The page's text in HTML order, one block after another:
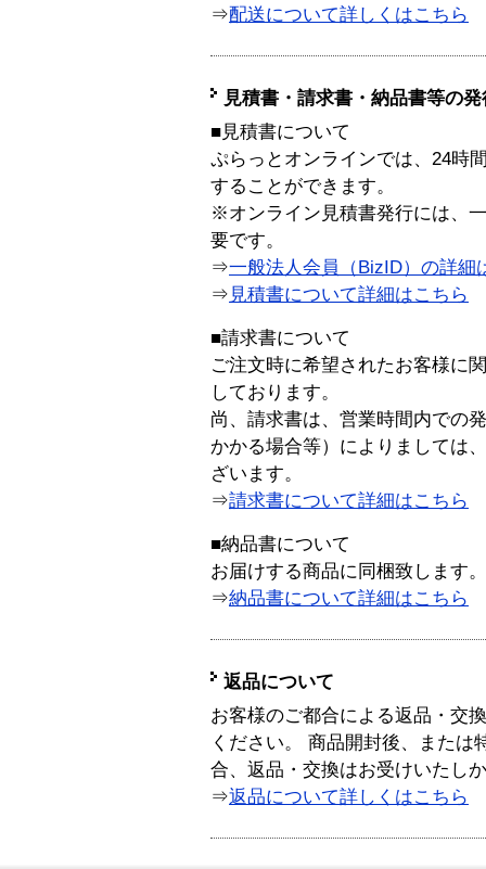
⇒配送について詳しくはこちら
見積書・請求書・納品書等の
■見積書について
ぷらっとオンラインでは、24時
することができます。
※オンライン見積書発行には、
要です。
⇒一般法人会員（BizID）の詳細
⇒ 見積書について詳細はこちら
■請求書について
ご注文時に希望されたお客様に
しております。
尚、請求書は、営業時間内での
かかる場合等）によりましては
ざいます。
⇒請求書について詳細はこちら
■納品書について
お届けする商品に同梱致します。
⇒納品書について詳細はこちら
返品について
お客様のご都合による返品・交
ください。 商品開封後、または
合、返品・交換はお受けいたし
⇒返品について詳しくはこちら